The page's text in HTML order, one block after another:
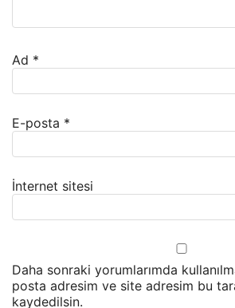
Ad *
E-posta *
İnternet sitesi
Daha sonraki yorumlarımda
posta adresim ve site adresim bu
kaydedilsin.